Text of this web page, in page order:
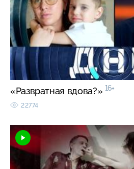
«Развратная вдова?» 16+
22774